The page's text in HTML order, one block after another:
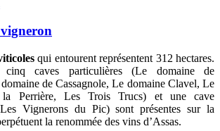
qui entourent représentent 312 hectares.
cinq caves particulières (Le domaine de
de Cassagnole, Le domaine Clavel, Le
la Perrière, Les Trois Trucs) et une cave
Vignerons du Pic) sont présentes sur la
la renommée des vins d’Assas.